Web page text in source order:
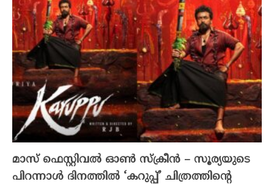
മാസ് ഫെസ്റ്റിവൽ ഓൺ സ്‌ക്രീൻ – സൂര്യയുടെ
പിറന്നാൾ ദിനത്തിൽ ‘കറുപ്പ്’ ചിത്രത്തിന്റെ